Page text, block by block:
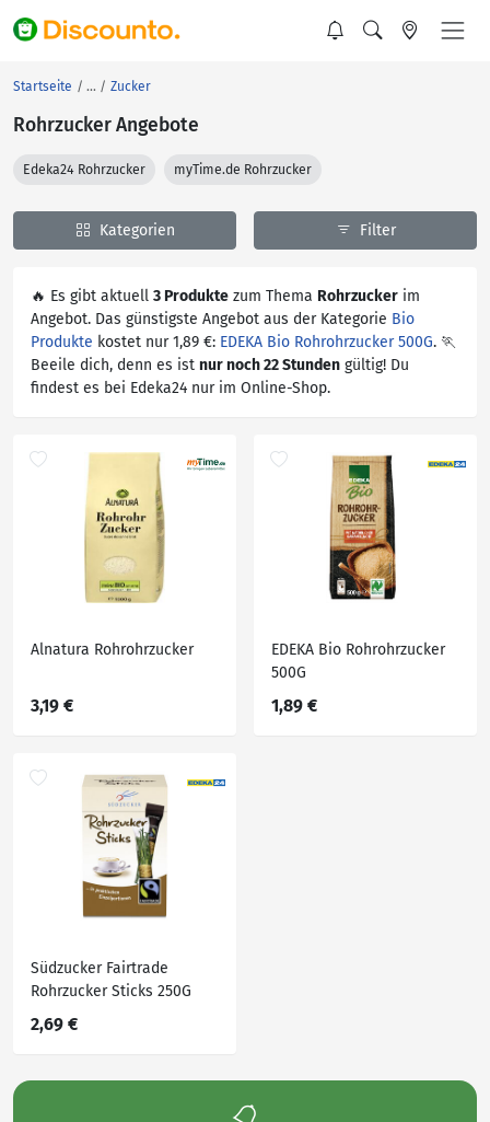
Startseite Zucker
Rohrzucker Angebote
Edeka24 Rohrzucker myTime.de Rohrzucker
Kategorien Filter
🔥 Es gibt aktuell 3 Produkte zum Thema Rohrzucker im
Angebot. Das günstigste Angebot aus der Kategorie Bio
Produkte kostet nur 1,89 €: EDEKA Bio Rohrohrzucker 500G. 🏃
Beeile dich, denn es ist nur noch 22 Stunden gültig! Du
findest es bei Edeka24 nur im Online-Shop.
Alnatura Rohrohrzucker
3,19 €
EDEKA Bio Rohrohrzucker
500G
1,89 €
Südzucker Fairtrade
Rohrzucker Sticks 250G
2,69 €